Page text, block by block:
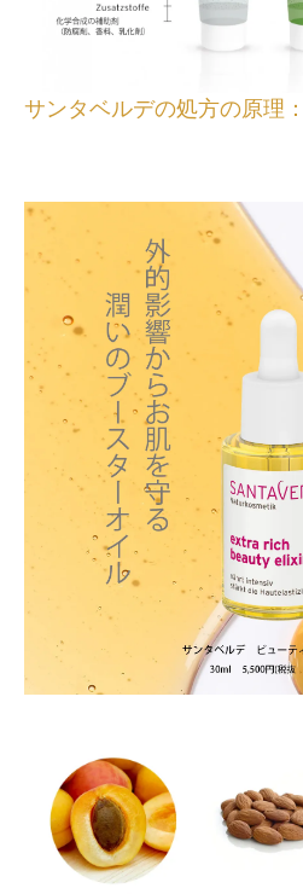
サンタベルデの処方の原理